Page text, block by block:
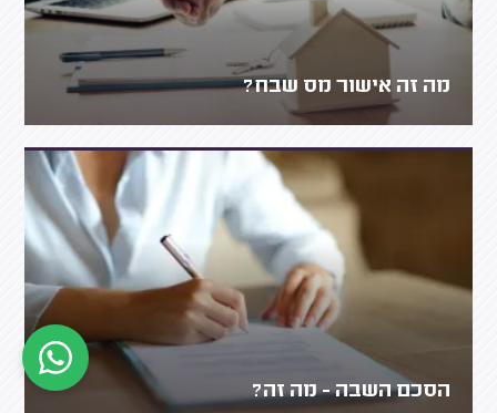
מה זה אישור מס שבח?
הסכם השבה - מה זה?